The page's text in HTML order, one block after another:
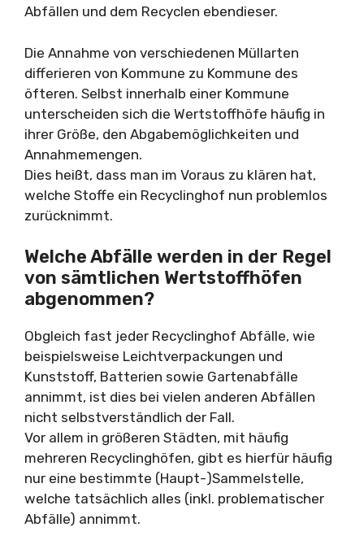
Abfällen und dem Recyclen ebendieser.
Die Annahme von verschiedenen Müllarten
differieren von Kommune zu Kommune des
öfteren. Selbst innerhalb einer Kommune
unterscheiden sich die Wertstoffhöfe häufig in
ihrer Größe, den Abgabemöglichkeiten und
Annahmemengen.
Dies heißt, dass man im Voraus zu klären hat,
welche Stoffe ein Recyclinghof nun problemlos
zurücknimmt.
Welche Abfälle werden in der Regel
von sämtlichen Wertstoffhöfen
abgenommen?
Obgleich fast jeder Recyclinghof Abfälle, wie
beispielsweise Leichtverpackungen und
Kunststoff, Batterien sowie Gartenabfälle
annimmt, ist dies bei vielen anderen Abfällen
nicht selbstverständlich der Fall.
Vor allem in größeren Städten, mit häufig
mehreren Recyclinghöfen, gibt es hierfür häufig
nur eine bestimmte (Haupt-)Sammelstelle,
welche tatsächlich alles (inkl. problematischer
Abfälle) annimmt.